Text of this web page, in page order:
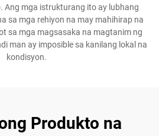
Ang mga istrukturang ito ay lubhang
sa mga rehiyon na may mahihirap na
sa mga magsasaka na magtanim ng
man ay imposible sa kanilang lokal na
kondisyon.
Produkto na